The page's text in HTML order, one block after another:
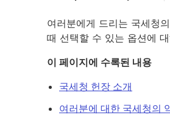
여러분에게 드리는 국세청
때 선택할 수 있는 옵션에
이 페이지에 수록된 내용
국세청 헌장 소개
여러분에 대한 국세청의